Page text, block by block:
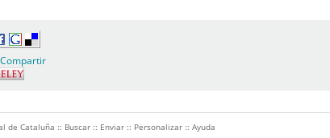
de Cataluña :: Buscar :: Enviar :: Personalizar ::Ayuda